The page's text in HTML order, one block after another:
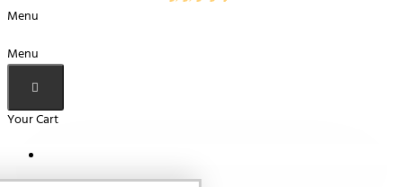
Menu
Menu
Your Cart